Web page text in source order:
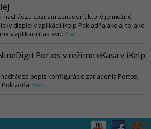
nachádza zoznam zariadení, ktoré je možné
displej v aplikácii iKelp Pokladňa ako aj to, ako
v aplikácii nastaviť. Viac...
Portos v režime eKasa v iKelp
popis konfigurácie zariadenia Portos,
Viac...